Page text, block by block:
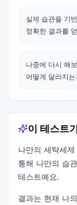
실제 습관을 기
정확한 결과를
나중에 다시 해
어떻게 달라지
이 테스트
나만의 세탁세
통해 나만의 습
테스트예요.
결과는 현재 나